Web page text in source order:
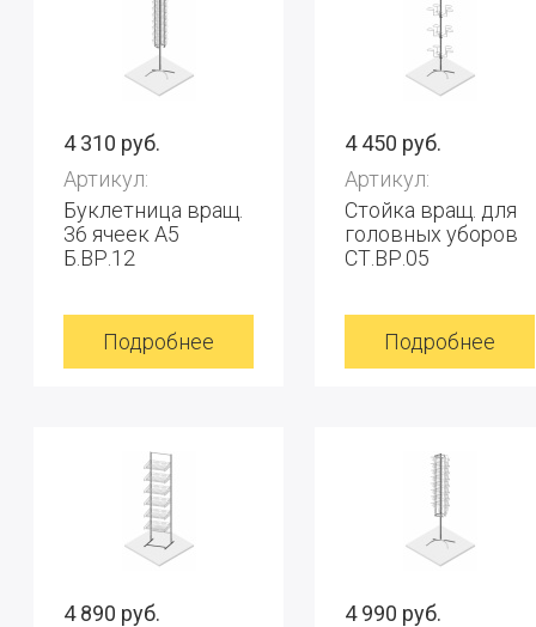
4 310 руб.
Артикул:
Буклетница вращ.
36 ячеек А5
Б.ВР.12
Подробнее
4 450 руб.
Артикул:
Стойка вращ. для
головных уборов
СТ.ВР.05
Подробнее
4 890 руб.
4 990 руб.